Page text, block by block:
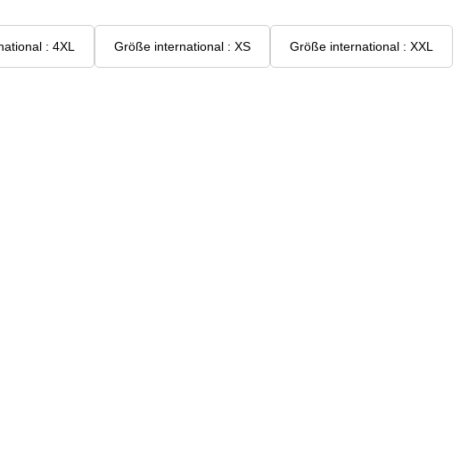
Größe international : 4XL Größe international : XS Größe international : XXL